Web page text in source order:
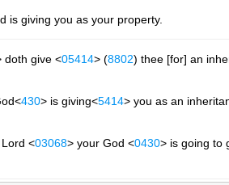
is giving you as your property.
doth give <05414> (8802) thee [for] an
430> is giving<5414> you as an
<03068> your God <0430> is going to